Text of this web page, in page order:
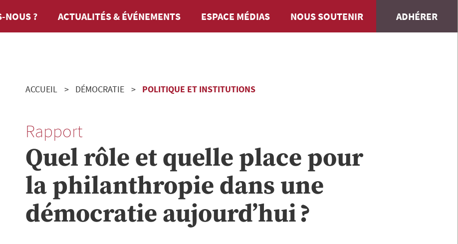
NOUS ? ACTUALITÉS & ÉVÉNEMENTS ESPACE MÉDIAS NOUS SOUTENIR ADHÉRER
ACCUEIL DÉMOCRATIE POLITIQUE ET INSTITUTIONS
Rapport
Quel rôle et quelle place pour
la philanthropie dans une
démocratie aujourd’hui ?